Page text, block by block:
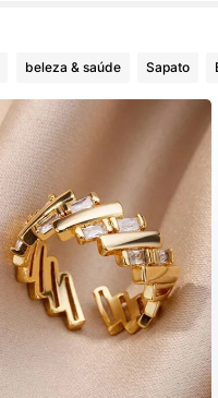
beleza & saúde Sapato